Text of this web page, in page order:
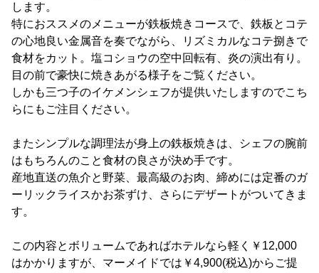
します。
特におススメのメニューが鉄板焼きコースで、鉄板とコテ
の心地良い金属音を奏でながら、リズミカルなコテ捌きで
食材をカット。塩コショウの空中回転有、炎の演出有り。
目の前で豪快に焼きあがる様子をご覧ください。
しかも三つ子のイケメンシェフが提供いたしますのでこち
らにもご注目ください。
またシンプルな調理法が身上の鉄板焼きは、シェフの腕前
はもちろんのこと食材の良さが決め手です。
産地直送の魚介と野菜、最高級のお肉、締めには定番のガ
ーリックライスかお茶ずけ、さらにデザートがついてきま
す。
この内容とボリュームであればホテルなら軽く￥12,000
はかかりますが、マーメイドでは￥4,900(税込)からご提